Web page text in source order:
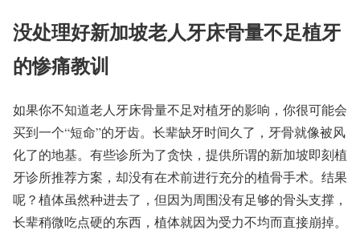
没处理好新加坡老人牙床骨量不足植牙
的惨痛教训
如果你不知道老人牙床骨量不足对植牙的影响，你很可能会
买到一个“短命”的牙齿。长辈缺牙时间久了，牙骨就像被风
化了的地基。有些诊所为了贪快，提供所谓的新加坡即刻植
牙诊所推荐方案，却没有在术前进行充分的植骨手术。结果
呢？植体虽然种进去了，但因为周围没有足够的骨头支撑，
长辈稍微吃点硬的东西，植体就因为受力不均而直接崩掉。